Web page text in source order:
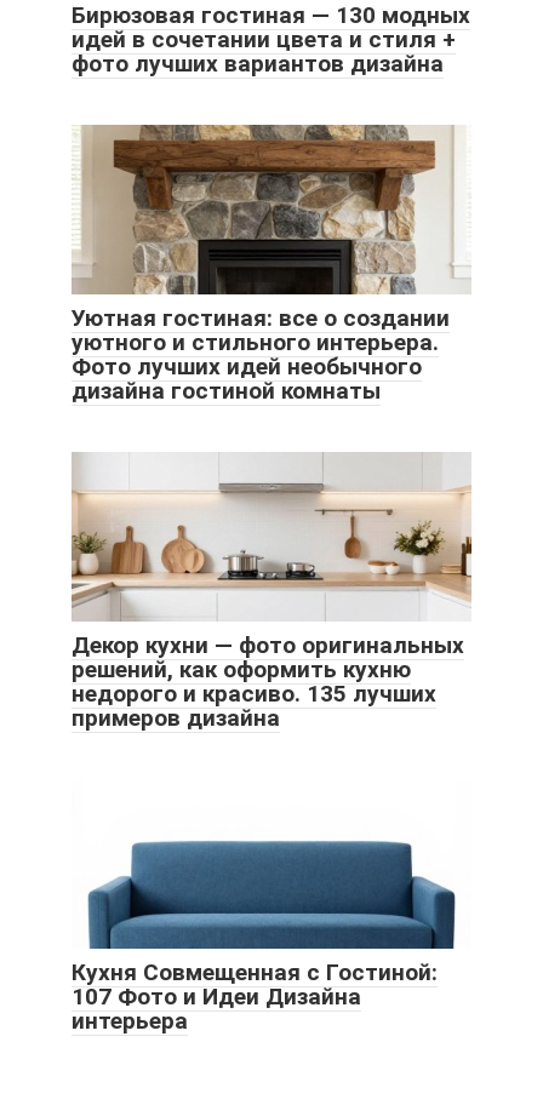
Бирюзовая гостиная — 130 модных
идей в сочетании цвета и стиля +
фото лучших вариантов дизайна
Уютная гостиная: все о создании
уютного и стильного интерьера.
Фото лучших идей необычного
дизайна гостиной комнаты
Декор кухни — фото оригинальных
решений, как оформить кухню
недорого и красиво. 135 лучших
примеров дизайна
Кухня Совмещенная с Гостиной:
107 Фото и Идеи Дизайна
интерьера